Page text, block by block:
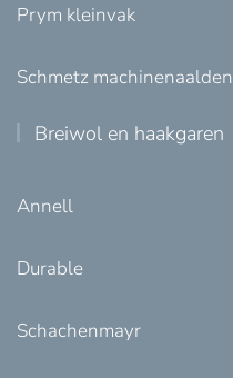
Prym kleinvak
Schmetz machinenaalden
Breiwol en haakgaren
Annell
Durable
Schachenmayr